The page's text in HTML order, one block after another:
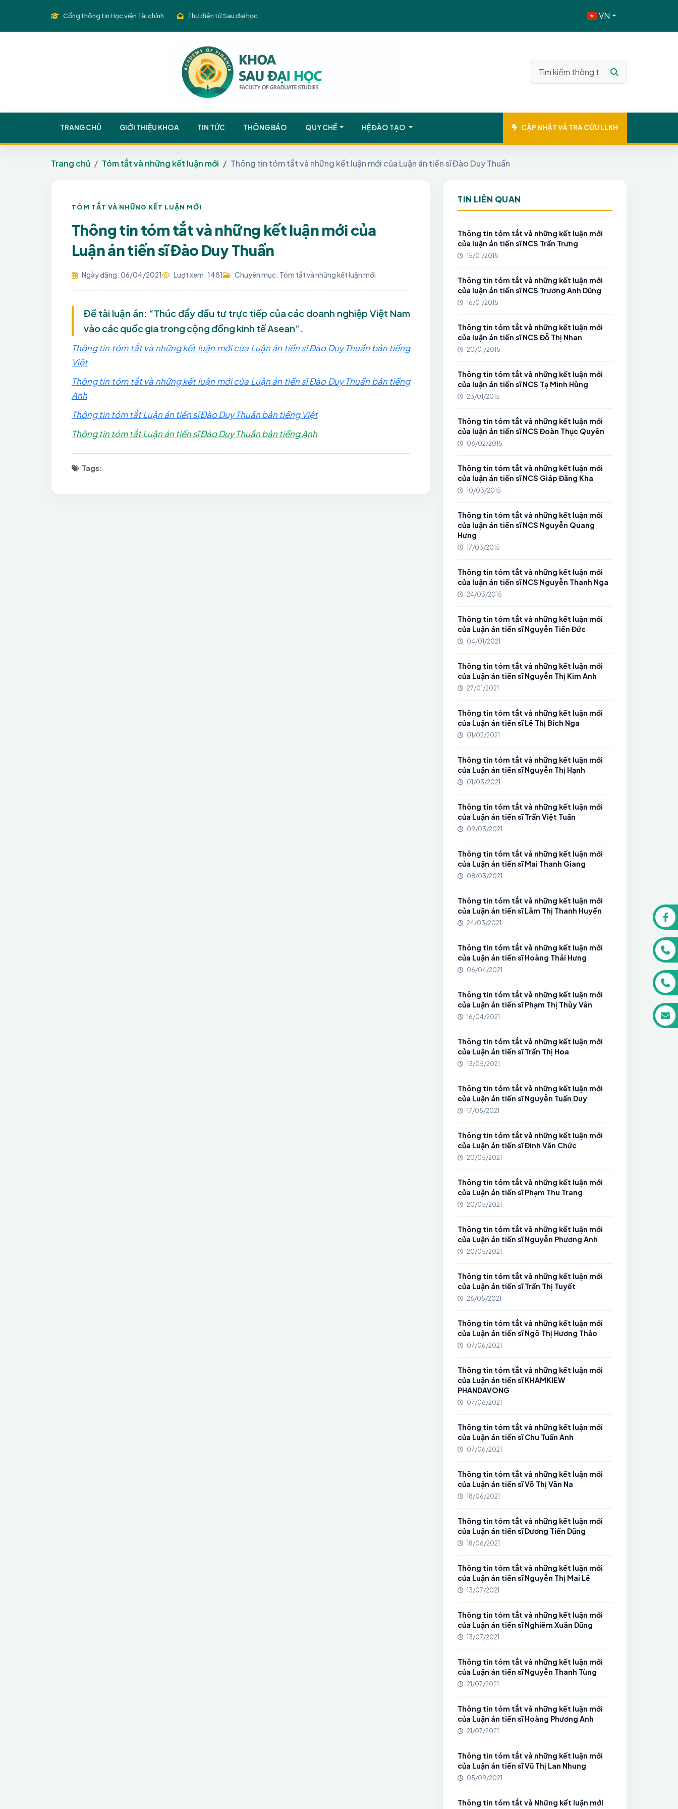
Cổng thông tin Học viện Tài chính Thư điện tử Sau đại học VN
TRANG CHỦ GIỚI THIỆU KHOA TIN TỨC THÔNG BÁO QUY CHẾ HỆ ĐÀO TẠO CẬP NHẬT VÀ TRA CỨU LLKH
Trang chủ Tóm tắt và những kết luận mới Thông tin tóm tắt và những kết luận mới của Luận án tiến sĩ Đào Duy Thuần
TÓM TẮT VÀ NHỮNG KẾT LUẬN MỚI
Thông tin tóm tắt và những kết luận mới của
Luận án tiến sĩ Đào Duy Thuần
Ngày đăng: 06/04/2021 Lượt xem: 1481 Chuyên mục: Tóm tắt và những kết luận mới
Đề tài luận án: “Thúc đẩy đầu tư trực tiếp của các doanh nghiệp Việt Nam
vào các quốc gia trong cộng đồng kinh tế Asean”.
Thông tin tóm tắt và những kết luận mới của Luận án tiến sĩ Đào Duy Thuần bản tiếng
Việt
Thông tin tóm tắt và những kết luận mới của Luận án tiến sĩ Đào Duy Thuần bản tiếng
Anh
Thông tin tóm tắt Luận án tiến sĩ Đào Duy Thuần bản tiếng Việt
Thông tin tóm tắt Luận án tiến sĩ Đào Duy Thuần bản tiếng Anh
Tags:
TIN LIÊN QUAN
Thông tin tóm tắt và những kết luận mới
của luận án tiến sĩ NCS Trần Trưng
15/01/2015
Thông tin tóm tắt và những kết luận mới
của luận án tiến sĩ NCS Trương Anh Dũng
16/01/2015
Thông tin tóm tắt và những kết luận mới
của luận án tiến sĩ NCS Đỗ Thị Nhan
20/01/2015
Thông tin tóm tắt và những kết luận mới
của luận án tiến sĩ NCS Tạ Minh Hùng
23/01/2015
Thông tin tóm tắt và những kết luận mới
của luận án tiến sĩ NCS Đoàn Thục Quyên
06/02/2015
Thông tin tóm tắt và những kết luận mới
của luận án tiến sĩ NCS Giáp Đăng Kha
10/03/2015
Thông tin tóm tắt và những kết luận mới
của luận án tiến sĩ NCS Nguyễn Quang
Hưng
17/03/2015
Thông tin tóm tắt và những kết luận mới
của luận án tiến sĩ NCS Nguyễn Thanh Nga
24/03/2015
Thông tin tóm tắt và những kết luận mới
của Luận án tiến sĩ Nguyễn Tiến Đức
04/01/2021
Thông tin tóm tắt và những kết luận mới
của Luận án tiến sĩ Nguyễn Thị Kim Anh
27/01/2021
Thông tin tóm tắt và những kết luận mới
của Luận án tiến sĩ Lê Thị Bích Nga
01/02/2021
Thông tin tóm tắt và những kết luận mới
của Luận án tiến sĩ Nguyễn Thị Hạnh
01/03/2021
Thông tin tóm tắt và những kết luận mới
của Luận án tiến sĩ Trần Việt Tuấn
09/03/2021
Thông tin tóm tắt và những kết luận mới
của Luận án tiến sĩ Mai Thanh Giang
08/03/2021
Thông tin tóm tắt và những kết luận mới
của Luận án tiến sĩ Lâm Thị Thanh Huyền
24/03/2021
Thông tin tóm tắt và những kết luận mới
của Luận án tiến sĩ Hoàng Thái Hưng
06/04/2021
Thông tin tóm tắt và những kết luận mới
của Luận án tiến sĩ Phạm Thị Thùy Vân
16/04/2021
Thông tin tóm tắt và những kết luận mới
của Luận án tiến sĩ Trần Thị Hoa
13/05/2021
Thông tin tóm tắt và những kết luận mới
của Luận án tiến sĩ Nguyễn Tuấn Duy
17/05/2021
Thông tin tóm tắt và những kết luận mới
của Luận án tiến sĩ Đinh Văn Chức
20/05/2021
Thông tin tóm tắt và những kết luận mới
của Luận án tiến sĩ Phạm Thu Trang
20/05/2021
Thông tin tóm tắt và những kết luận mới
của Luận án tiến sĩ Nguyễn Phương Anh
20/05/2021
Thông tin tóm tắt và những kết luận mới
của Luận án tiến sĩ Trần Thị Tuyết
26/05/2021
Thông tin tóm tắt và những kết luận mới
của Luận án tiến sĩ Ngô Thị Hương Thảo
07/06/2021
Thông tin tóm tắt và những kết luận mới
của Luận án tiến sĩ KHAMKIEW
PHANDAVONG
07/06/2021
Thông tin tóm tắt và những kết luận mới
của Luận án tiến sĩ Chu Tuấn Anh
07/06/2021
Thông tin tóm tắt và những kết luận mới
của Luận án tiến sĩ Võ Thị Vân Na
18/06/2021
Thông tin tóm tắt và những kết luận mới
của Luận án tiến sĩ Dương Tiến Dũng
18/06/2021
Thông tin tóm tắt và những kết luận mới
của Luận án tiến sĩ Nguyễn Thị Mai Lê
13/07/2021
Thông tin tóm tắt và những kết luận mới
của Luận án tiến sĩ Nghiêm Xuân Dũng
13/07/2021
Thông tin tóm tắt và những kết luận mới
của Luận án tiến sĩ Nguyễn Thanh Tùng
21/07/2021
Thông tin tóm tắt và những kết luận mới
của Luận án tiến sĩ Hoàng Phương Anh
21/07/2021
Thông tin tóm tắt và những kết luận mới
của Luận án tiến sĩ Vũ Thị Lan Nhung
05/09/2021
Thông tin tóm tắt và Những kết luận mới